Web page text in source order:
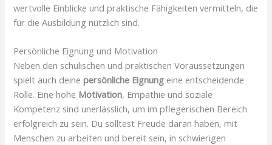
wertvolle Einblicke und praktische Fähigkeiten vermitteln, die
für die Ausbildung nützlich sind.
Persönliche Eignung und Motivation
Neben den schulischen und praktischen Voraussetzungen
spielt auch deinepersönliche Eignung eine entscheidende
Rolle. Eine hohe Motivation, Empathie und soziale
Kompetenz sind unerlässlich, um im pflegerischen Bereich
erfolgreich zu sein. Du solltest Freude daran haben, mit
Menschen zu arbeiten und bereit sein, in schwierigen